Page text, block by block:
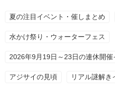
夏の注目イベント・催しまとめ
水かけ祭り・ウォーターフェス
2026年9月19日～23日の連休開催
アジサイの見頃 リアル謎解き